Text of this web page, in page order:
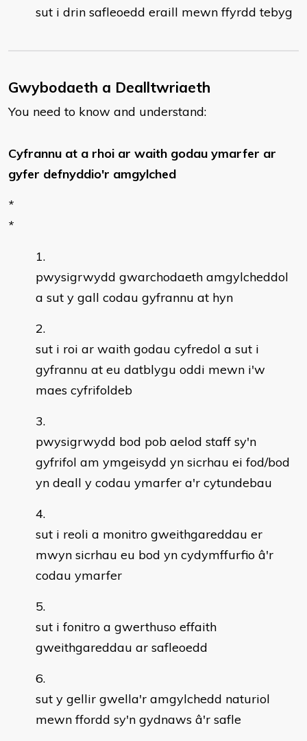
sut i drin safleoedd eraill mewn ffyrdd tebyg
Gwybodaeth a Dealltwriaeth
You need to know and understand:
Cyfrannu at a rhoi ar waith godau ymarfer ar
gyfer defnyddio'r amgylched
*
*
pwysigrwydd gwarchodaeth amgylcheddol
a sut y gall codau gyfrannu at hyn
sut i roi ar waith godau cyfredol a sut i
gyfrannu at eu datblygu oddi mewn i'w
maes cyfrifoldeb
pwysigrwydd bod pob aelod staff sy'n
gyfrifol am ymgeisydd yn sicrhau ei fod/bod
yn deall y codau ymarfer a'r cytundebau
sut i reoli a monitro gweithgareddau er
mwyn sicrhau eu bod yn cydymffurfio â'r
codau ymarfer
sut i fonitro a gwerthuso effaith
gweithgareddau ar safleoedd
sut y gellir gwella'r amgylchedd naturiol
mewn ffordd sy'n gydnaws â'r safle